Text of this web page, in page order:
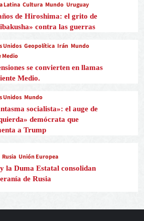
Latina Cultura Mundo Uruguay
de Hiroshima: el grito de
contra las guerras
Unidos Geopolítica Irán Mundo
Medio
se convierten en llamas
Medio.
Unidos Mundo
socialista»: el auge de
demócrata que
a Trump
Rusia Unión Europea
la Duma Estatal consolidan
de Rusia